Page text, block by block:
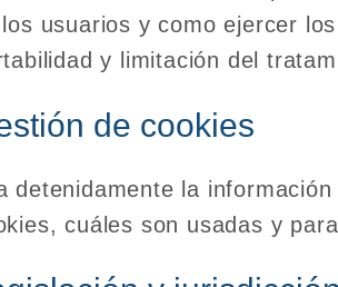
usuarios y como ejercer
y limitación del
de cookies
detenidamente la
cuáles son usadas y